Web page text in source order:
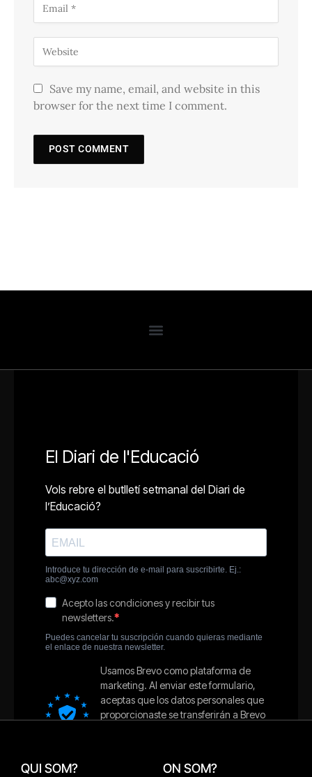
Save my name, email, and website in this
browser for the next time I comment.
QUI SOM? ON SOM?